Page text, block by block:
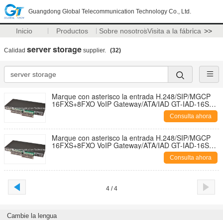
Guangdong Global Telecommunication Technology Co., Ltd.
Inicio Productos Sobre nosotrosVisita a la fábrica >>
Calidad server storage supplier. (32)
Marque con asterisco la entrada H.248/SIP/MGCP
16FXS+8FXO VoIP Gateway/ATA/IAD GT-IAD-16S8O
Consulta ahora
Marque con asterisco la entrada H.248/SIP/MGCP
16FXS+8FXO VoIP Gateway/ATA/IAD GT-IAD-16S8O
Consulta ahora
4 / 4
Cambie la lengua